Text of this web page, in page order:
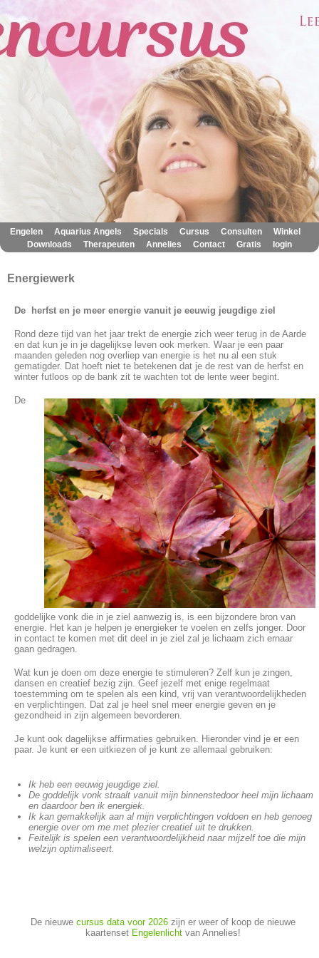
Engelen Aquarius Angels Specials Cursus Consulten Winkel
Downloads Therapeuten Annelies Contact Gratis login
Energiewerk
De herfst en je meer energie vanuit je eeuwig jeugdige ziel
Rond deze tijd van het jaar trekt de energie zich weer terug in de Aarde
en dat kun je in je dagelijkse leven ook merken. Waar je een paar
maanden geleden nog overliep van energie is het nu al een stuk
gematigder. Dat hoeft niet te betekenen dat je de rest van de herfst en
winter futloos op de bank zit te wachten tot de lente weer begint.
De
goddelijke vonk die in je ziel aanwezig is, is een bijzondere bron van
energie. Het kan je helpen je energieker te voelen en zelfs jonger. Door
in contact te komen met dit deel in je ziel zal je lichaam zich ernaar
gaan gedragen.
Wat kun je doen om deze energie te stimuleren? Zelf kun je zingen,
dansen en creatief bezig zijn. Geef jezelf met enige regelmaat
toestemming om te spelen als een kind, vrij van verantwoordelijkheden
en verplichtingen. Dat zal je heel snel meer energie geven en je
gezondheid in zijn algemeen bevorderen.
Je kunt ook dagelijkse affirmaties gebruiken. Hieronder vind je er een
paar. Je kunt er een uitkiezen of je kunt ze allemaal gebruiken:
Ik heb een eeuwig jeugdige ziel.
De goddelijk vonk straalt vanuit mijn binnenstedoor heel mijn lichaam
en daardoor ben ik energiek.
Ik kan gemakkelijk aan al mijn verplichtingen voldoen en heb genoeg
energie over om me met plezier creatief uit te drukken.
Feitelijk is spelen een verantwoordelijkheid naar mijzelf toe die mijn
welzijn optimaliseert.
De nieuwe cursus data voor 2026 zijn er weer of koop de nieuwe
kaartenset Engelenlicht van Annelies!